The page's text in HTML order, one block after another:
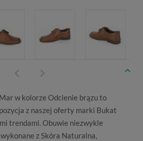
w kolorze Odcienie brązu to
z naszej oferty marki Bukat
trendami. Obuwie niezwykle
zSkóra Naturalna,